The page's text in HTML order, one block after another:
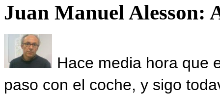
Juan Manuel Alesson:
Hace media hora que
paso con el coche, y sigo